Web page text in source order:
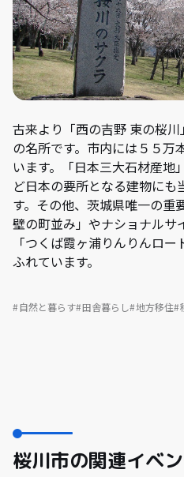
古来より「西の吉野 東の桜
の名所です。市内には５５万
います。「日本三大石材産地
ど日本の要所となる建物に
す。その他、茨城県唯一の重
壁の町並み」やナショナルサ
「つくば霞ヶ浦りんりんロ
ふれています。
自然と暮らす 田舎暮らし 地方移住
桜川市の関連イベ